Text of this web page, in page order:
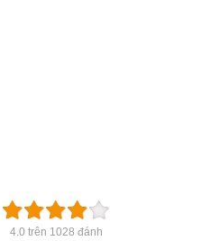
4.0 trên 1028 đánh